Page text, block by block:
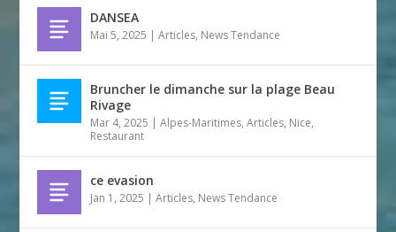
DANSEA
Mai 5, 2025 |Articles, News Tendance
Bruncher le dimanche sur la plage Beau
Rivage
Mar 4, 2025 |Alpes-Maritimes,Articles, Nice,
Restaurant
ce evasion
Jan 1, 2025 |Articles, News Tendance